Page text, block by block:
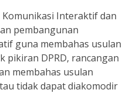
Komunikasi Interaktif dan
pembangunan
guna membahas usulan
pikiran DPRD, rancangan
membahas usulan
tidak dapat diakomodir